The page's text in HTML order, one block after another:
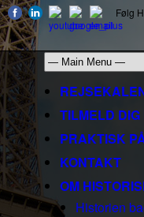
Følg
TILMELD
PRAKTISK
KONTAKT
OM
Historien